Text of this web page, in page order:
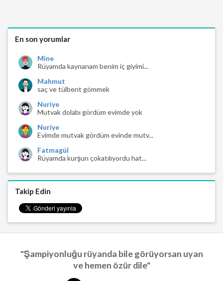
En son yorumlar
Mine
Rüyamda kaynanam benim iç giyimi...
Mahmut
saç ve tülbent gömmek
Nuriye
Mutvak dolabı gördüm evimde yok
Nuriye
Evimde mutvak gördüm evinde mutv...
Fatmagül
Rüyamda kurşun çokatılıyordu hat...
Takip Edin
"Şampiyonluğu rüyanda bile görüyorsan uyan
ve hemen özür dile"